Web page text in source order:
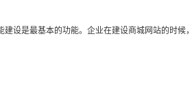
是最基本的功能。企业在建设商城网站的时候